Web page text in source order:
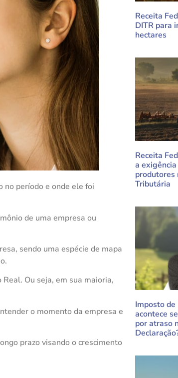
no período e onde ele foi
de uma empresa ou
sendo uma espécie de mapa
Ou seja, em sua maioria,
o momento da empresa e
prazo visando o crescimento
Receita
DITR para
hectares
Receita
a exigência
produtores
Tributária
Imposto de
acontece
por atraso